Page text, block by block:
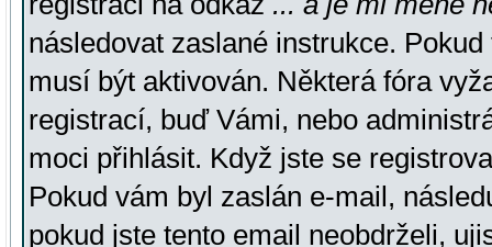
následovat zaslané instrukce.
musí být aktivován. Některá fóra
registrací, buď Vámi, nebo
moci přihlásit. Když jste se
Pokud vám byl zaslán e-mail,
pokud jste tento email neobdrželi,